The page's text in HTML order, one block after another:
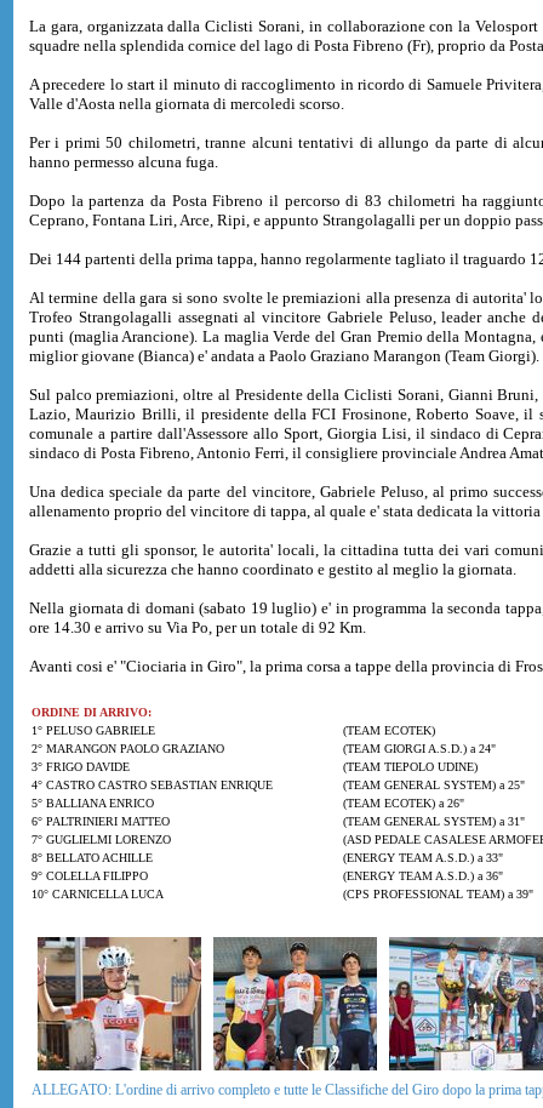
La gara, organizzata dalla Ciclisti Sorani, in collaborazione con la
squadre nella splendida cornice del lago di Posta Fibreno (Fr), proprio da
A precedere lo start il minuto di raccoglimento in ricordo di Samuele
Valle d'Aosta nella giornata di mercoledi scorso.
Per i primi 50 chilometri, tranne alcuni tentativi di allungo da parte di
hanno permesso alcuna fuga.
Dopo la partenza da Posta Fibreno il percorso di 83 chilometri ha
Ceprano, Fontana Liri, Arce, Ripi, e appunto Strangolagalli per un doppio
Dei 144 partenti della prima tappa, hanno regolarmente tagliato il traguardo
Al termine della gara si sono svolte le premiazioni alla presenza di autorita'
Trofeo Strangolagalli assegnati al vincitore Gabriele Peluso, leader
punti (maglia Arancione). La maglia Verde del Gran Premio della
miglior giovane (Bianca) e' andata a Paolo Graziano Marangon (Team Giorgi).
Sul palco premiazioni, oltre al Presidente della Ciclisti Sorani, Gianni
Lazio, Maurizio Brilli, il presidente della FCI Frosinone, Roberto Soave,
comunale a partire dall'Assessore allo Sport, Giorgia Lisi, il sindaco di
sindaco di Posta Fibreno, Antonio Ferri, il consigliere provinciale Andrea
Una dedica speciale da parte del vincitore, Gabriele Peluso, al primo
allenamento proprio del vincitore di tappa, al quale e' stata dedicata la
Grazie a tutti gli sponsor, le autorita' locali, la cittadina tutta dei vari
addetti alla sicurezza che hanno coordinato e gestito al meglio la giornata.
Nella giornata di domani (sabato 19 luglio) e' in programma la seconda
ore 14.30 e arrivo su Via Po, per un totale di 92 Km.
Avanti cosi e' "Ciociaria in Giro", la prima corsa a tappe della provincia di
ORDINE DI ARRIVO:
1° PELUSO GABRIELE
(TEAM ECOTEK)
2° MARANGON PAOLO GRAZIANO
(TEAM GIORGI A.S.D.) a 24"
3° FRIGO DAVIDE
(TEAM TIEPOLO UDINE)
4° CASTRO CASTRO SEBASTIAN ENRIQUE
(TEAM GENERAL SYSTEM) a 25"
5° BALLIANA ENRICO
(TEAM ECOTEK) a 26"
6° PALTRINIERI MATTEO
(TEAM GENERAL SYSTEM) a 31"
7° GUGLIELMI LORENZO
(ASD PEDALE CASALESE
8° BELLATO ACHILLE
(ENERGY TEAM A.S.D.) a 33"
9° COLELLA FILIPPO
(ENERGY TEAM A.S.D.) a 36"
10° CARNICELLA LUCA
(CPS PROFESSIONAL TEAM) a 39"
ALLEGATO: L'ordine di arrivo completo e tutte le Classifiche del Giro dopo la prima